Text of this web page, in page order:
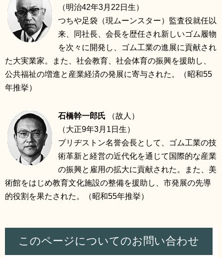
（明治42年3月22日生）
つちや足袋（現ムーンスター）監査役就任以
来、同社長、会長を歴任され新しいゴム履物
を次々に開発し、ゴム工業の進展に貢献され
た大実業家。また、社会教育、社会体育の振興を援助し、
公共福祉の増進と産業経済の発展に寄与された。（昭和55
年推挙）
石橋幹一郎氏
（故人）
（大正9年3月1日生）
ブリヂストン名誉会長として、ゴム工業の技
術革新と経営の近代化を通じて国際的な産業
の振興と雇用の拡大に貢献された。また、美
術館をはじめ教育文化施設の整備を援助し、市発展の先導
的役割を果たされた。（昭和55年推挙）
このページについてのお問い合わせ